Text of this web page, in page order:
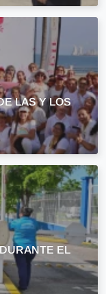
LAS Y LOS
EL